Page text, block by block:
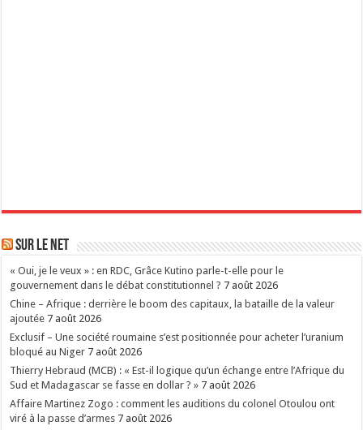
Sur le Net
« Oui, je le veux » : en RDC, Grâce Kutino parle-t-elle pour le
gouvernement dans le débat constitutionnel ? 7 août 2026
Chine – Afrique : derrière le boom des capitaux, la bataille de la valeur
ajoutée 7 août 2026
Exclusif – Une société roumaine s’est positionnée pour acheter l’uranium
bloqué au Niger 7 août 2026
Thierry Hebraud (MCB) : « Est-il logique qu’un échange entre l’Afrique du
Sud et Madagascar se fasse en dollar ? » 7 août 2026
Affaire Martinez Zogo : comment les auditions du colonel Otoulou ont
viré à la passe d’armes 7 août 2026